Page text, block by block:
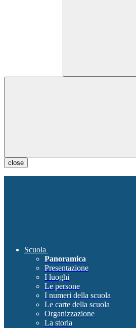
close
Scuola
Panoramica
Presentazione
I luoghi
Le persone
I numeri della scuola
Le carte della scuola
Organizzazione
La storia